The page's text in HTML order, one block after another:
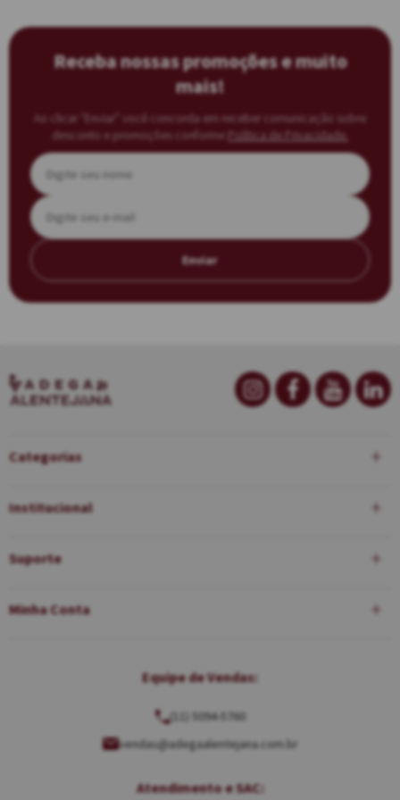
Receba nossas promoções e muito
mais!
Ao clicar “Enviar” você concorda em receber comunicação sobre
desconto e promoções conforme
Política de Privacidade.
Enviar
Categorias
Institucional
Suporte
Minha Conta
Equipe de Vendas:
(11) 5094-5760
vendas@adegaalentejana.com.br
Atendimento e SAC: